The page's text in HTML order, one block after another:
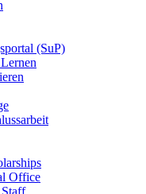
(SuP)
Office